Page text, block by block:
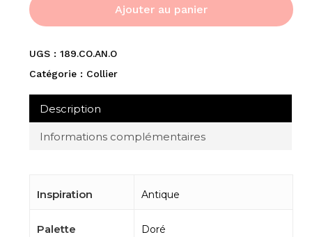
Ajouter au panier
UGS : 189.CO.AN.O
Catégorie : Collier
Description
Informations complémentaires
Inspiration Antique
Palette Doré